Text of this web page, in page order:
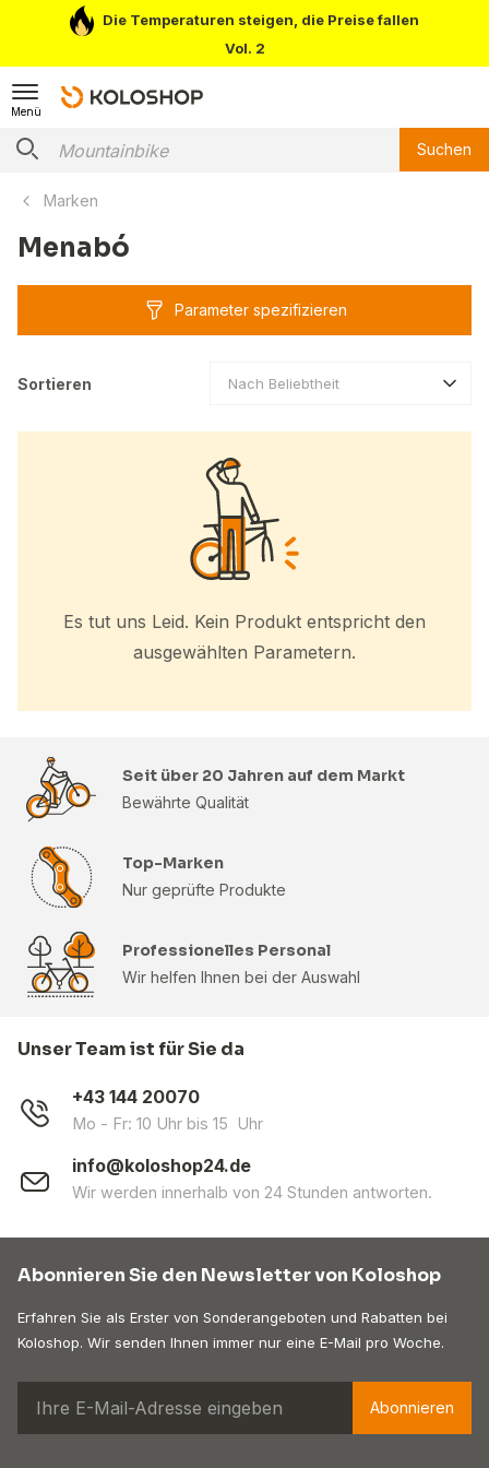
Die Temperaturen steigen, die Preise fallen
Vol. 2
Menü
Suchen
Marken
Menabó
Parameter spezifizieren
Sortieren Nach Beliebtheit
Es tut uns Leid. Kein Produkt entspricht den
ausgewählten Parametern.
Seit über 20 Jahren auf dem Markt
Bewährte Qualität
Top-Marken
Nur geprüfte Produkte
Professionelles Personal
Wir helfen Ihnen bei der Auswahl
Unser Team ist für Sie da
+43 144 20070
Mo - Fr: 10 Uhr bis 15 Uhr
info@koloshop24.de
Wir werden innerhalb von 24 Stunden antworten.
Abonnieren Sie den Newsletter von Koloshop
Erfahren Sie als Erster von Sonderangeboten und Rabatten bei
Koloshop. Wir senden Ihnen immer nur eine E-Mail pro Woche.
Abonnieren